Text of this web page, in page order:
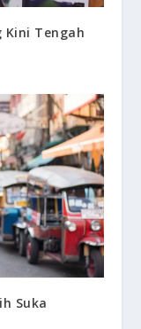
Kini Tengah
Suka